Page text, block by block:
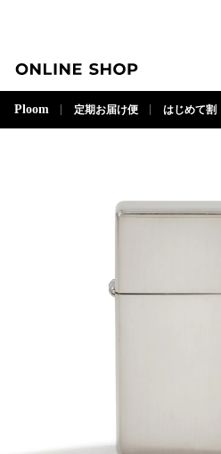
Ploom 定期お届け便 はじめて割